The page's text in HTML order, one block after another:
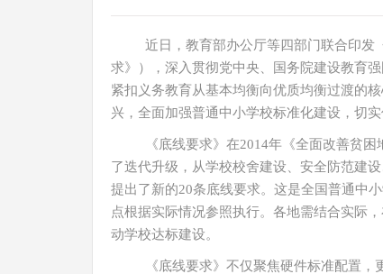
近日，教育部办公厅等四部门联合印发
求》），深入贯彻党中央、国务院建设教育
紧扣义务教育从基本均衡向优质均衡过渡的
兴，全面加强普通中小学校标准化建设，切
《底线要求》在2014年《全面改善贫
了迭代升级，从学校校舍建设、安全防范建
提出了新的20条底线要求。这是全国普通中
点根据实际情况参照执行。各地需结合实际
动学校达标建设。
《底线要求》不仅聚焦硬件标准配置